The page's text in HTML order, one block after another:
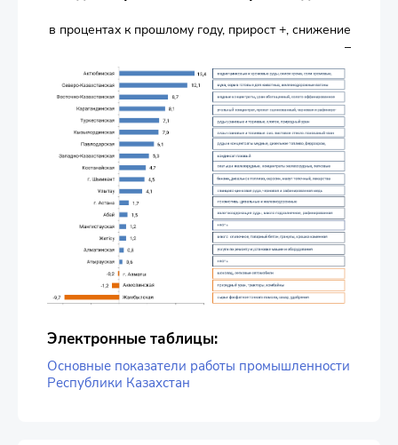
в процентах к прошлому году, прирост +, снижение
–
Электронные таблицы:
Основные показатели работы промышленности
Республики Казахстан